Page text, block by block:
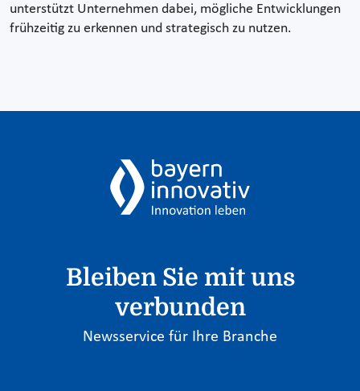
unterstützt Unternehmen dabei, mögliche Entwicklungen
frühzeitig zu erkennen und strategisch zu nutzen.
Bleiben Sie mit uns
verbunden
Newsservice für Ihre Branche